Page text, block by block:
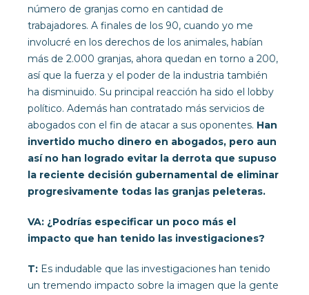
número de granjas como en cantidad de
trabajadores. A finales de los 90, cuando yo me
involucré en los derechos de los animales, habían
más de 2.000 granjas, ahora quedan en torno a 200,
así que la fuerza y el poder de la industria también
ha disminuido. Su principal reacción ha sido el lobby
político. Además han contratado más servicios de
abogados con el fin de atacar a sus oponentes. Han
invertido mucho dinero en abogados, pero aun
así no han logrado evitar la derrota que supuso
la reciente decisión gubernamental de eliminar
progresivamente todas las granjas peleteras.
VA: ¿Podrías especificar un poco más el
impacto que han tenido las investigaciones?
T: Es indudable que las investigaciones han tenido
un tremendo impacto sobre la imagen que la gente